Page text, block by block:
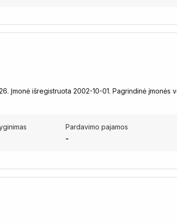
Įmonė išregistruota 2002-10-01. Pagrindinė įmonės
Pardavimo pajamos
-